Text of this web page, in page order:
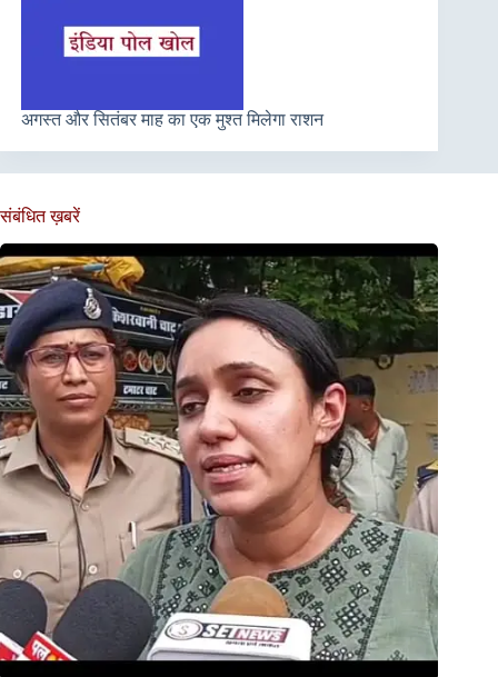
अगस्त और सितंबर माह का एक मुश्त मिलेगा राशन
संबंधित ख़बरें